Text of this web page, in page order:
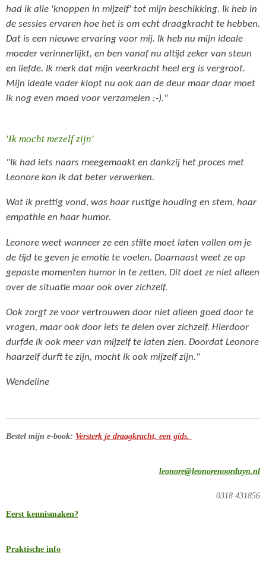
had ik alle 'knoppen in mijzelf' tot mijn beschikking. Ik heb in
de sessies ervaren hoe het is om echt draagkracht te hebben.
Dat is een nieuwe ervaring voor mij. Ik heb nu mijn ideale
moeder verinnerlijkt, en ben vanaf nu altijd zeker van steun
en liefde. Ik merk dat mijn veerkracht heel erg is vergroot.
Mijn ideale vader klopt nu ook aan de deur maar daar moet
ik nog even moed voor verzamelen :-)."
'Ik mocht mezelf zijn'
"Ik had iets naars meegemaakt en dankzij het proces met
Leonore kon ik dat beter verwerken.
Wat ik prettig vond, was haar rustige houding en stem, haar
empathie en haar humor.
Leonore weet wanneer ze een stilte moet laten vallen om je
de tijd te geven je emotie te voelen. Daarnaast weet ze op
gepaste momenten humor in te zetten. Dit doet ze niet alleen
over de situatie maar ook over zichzelf.
Ook zorgt ze voor vertrouwen door niet alleen goed door te
vragen, maar ook door iets te delen over zichzelf. Hierdoor
durfde ik ook meer van mijzelf te laten zien. Doordat Leonore
haarzelf durft te zijn, mocht ik ook mijzelf zijn."
Wendeline
Bestel mijn e-book: Versterk je draagkracht, een gids.
leonore@leonorenoorduyn.nl
0318 431856
Eerst kennismaken?
Praktische info